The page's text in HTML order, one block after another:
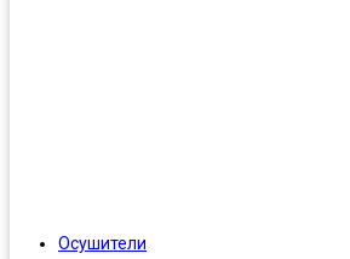
Осушители